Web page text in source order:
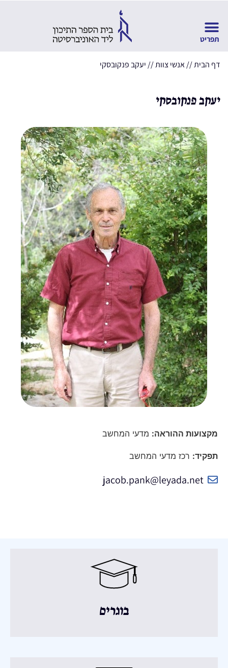
דף הבית//אנשי צוות// יעקב פנקובסקי
יעקב פנקובסקי
מקצועות ההוראה: מדעי המחשב
תפקיד: רכז מדעי המחשב
jacob.pank@leyada.net
בוגרים